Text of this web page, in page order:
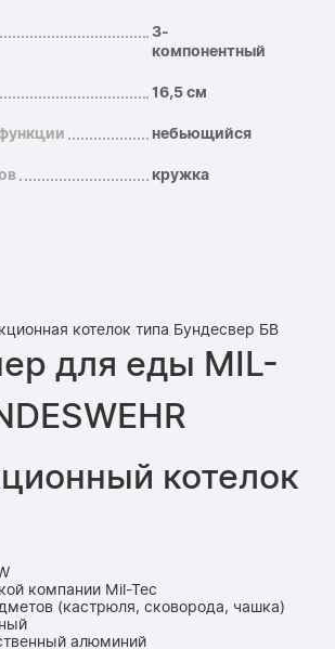
3-
компонентный
16,5 см
небьющийся
кружка
для еды MIL-
котелок
компании Mil-Tec
(кастрюля, сковорода, чашка)
алюминий